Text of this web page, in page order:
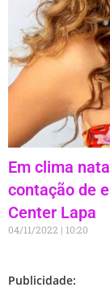
Em clima
contação de
Center Lapa
04/11/2022 10:20
Publicidade: